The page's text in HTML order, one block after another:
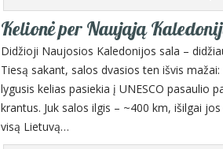
Kelionė per Naująją
Didžioji Naujosios Kaledonijos sala –
Tiesą sakant, salos dvasios ten išvis
lygusis kelias pasiekia į UNESCO pasaulio
krantus. Juk salos ilgis – ~400 km, išilgai
visą Lietuvą…